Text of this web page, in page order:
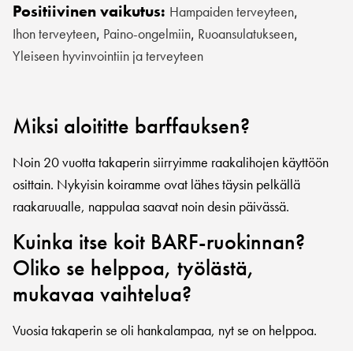
Positiivinen vaikutus: Hampaiden terveyteen,
Ihon terveyteen, Paino-ongelmiin, Ruoansulatukseen,
Yleiseen hyvinvointiin ja terveyteen
Miksi aloititte barffauksen?
Noin 20 vuotta takaperin siirryimme raakalihojen käyttöön
osittain. Nykyisin koiramme ovat lähes täysin pelkällä
raakaruualle, nappulaa saavat noin desin päivässä.
Kuinka itse koit BARF-ruokinnan?
Oliko se helppoa, työlästä,
mukavaa vaihtelua?
Vuosia takaperin se oli hankalampaa, nyt se on helppoa.